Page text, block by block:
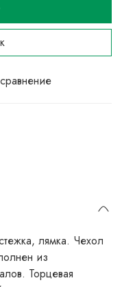
лямка. Чехол
из
Торцевая